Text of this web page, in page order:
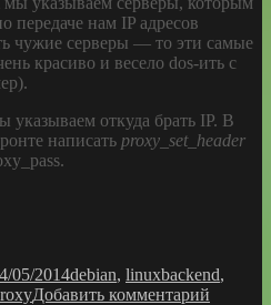
нам IP адресов
чужие серверы — то эти самые
красиво и весело dos-ить с
указываем откуда брать IP. В
написать proxy_set_header
05/2014debian, linuxbackend,
Добавить комментарий